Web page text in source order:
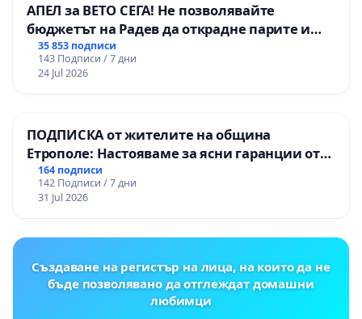
АПЕЛ за ВЕТО СЕГА! Не позволявайте
бюджетът на Радев да открадне парите и
правата ни в тъмното
35 853 подписи
143 Подписи / 7 дни
24 Jul 2026
ПОДПИСКА от жителите на община
Етрополе: Настояваме за ясни гаранции от
“Елаците-МЕД” АД и от държавата, че ще се
изпълнят всички екологични норми!
164 подписи
142 Подписи / 7 дни
31 Jul 2026
Създаване на регистър на лица, на които да не
бъде позволявано да отглеждат домашни
любимци